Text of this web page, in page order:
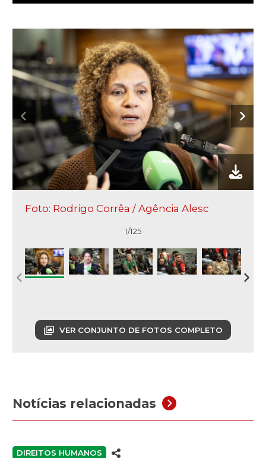
Foto: Rodrigo Corrêa / Agência Alesc
1/125
VER CONJUNTO DE FOTOS COMPLETO
Notícias relacionadas
DIREITOS HUMANOS